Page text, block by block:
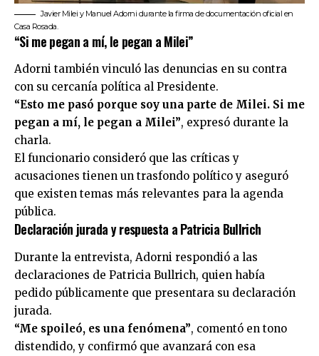
Javier Milei y Manuel Adorni durante la firma de documentación oficial en
Casa Rosada.
“Si me pegan a mí, le pegan a Milei”
Adorni también vinculó las denuncias en su contra
con su cercanía política al Presidente.
“Esto me pasó porque soy una parte de Milei. Si me
pegan a mí, le pegan a Milei”, expresó durante la
charla.
El funcionario consideró que las críticas y
acusaciones tienen un trasfondo político y aseguró
que existen temas más relevantes para la agenda
pública.
Declaración jurada y respuesta a Patricia Bullrich
Durante la entrevista, Adorni respondió a las
declaraciones de Patricia Bullrich, quien había
pedido públicamente que presentara su declaración
jurada.
“Me spoileó, es una fenómena”, comentó en tono
distendido, y confirmó que avanzará con esa